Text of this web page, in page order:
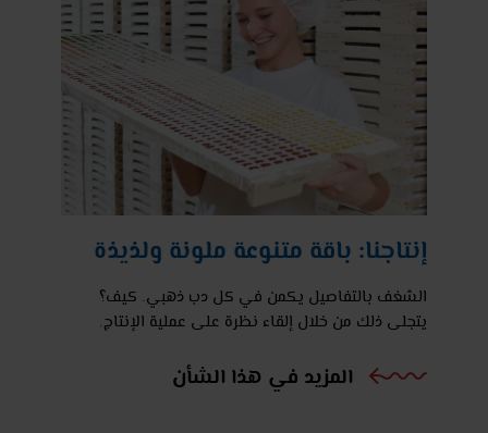
إنتاجنا: باقة متنوعة ملونة ولذيذة
الشغف بالتفاصيل يكمن في كل دب ذهبي. كيف؟
يتجلى ذلك من خلال إلقاء نظرة على عملية الإنتاج.
المزيد في هذا الشأن